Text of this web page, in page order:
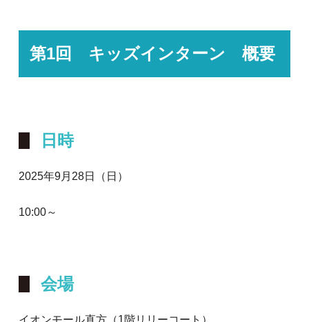
第1回 キッズインターン 概要
日時
2025年9月28日（日）
10:00～
会場
イオンモール直方（1階リリーコート）